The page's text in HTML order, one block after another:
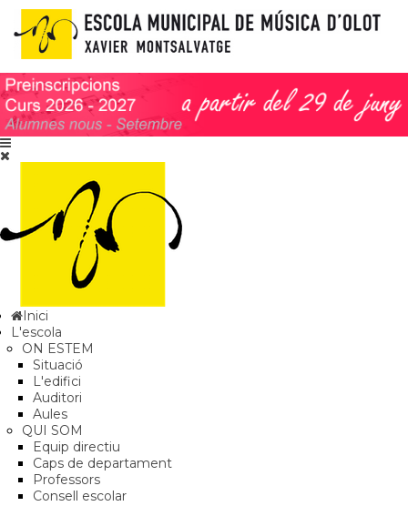
Inici
L'escola
ON ESTEM
Situació
L'edifici
Auditori
Aules
QUI SOM
Equip directiu
Caps de departament
Professors
Consell escolar